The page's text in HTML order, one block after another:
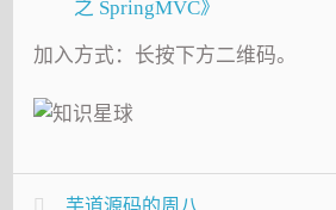
之 SpringMVC》
加入方式：长按下方二维码。
芋道源码的周八